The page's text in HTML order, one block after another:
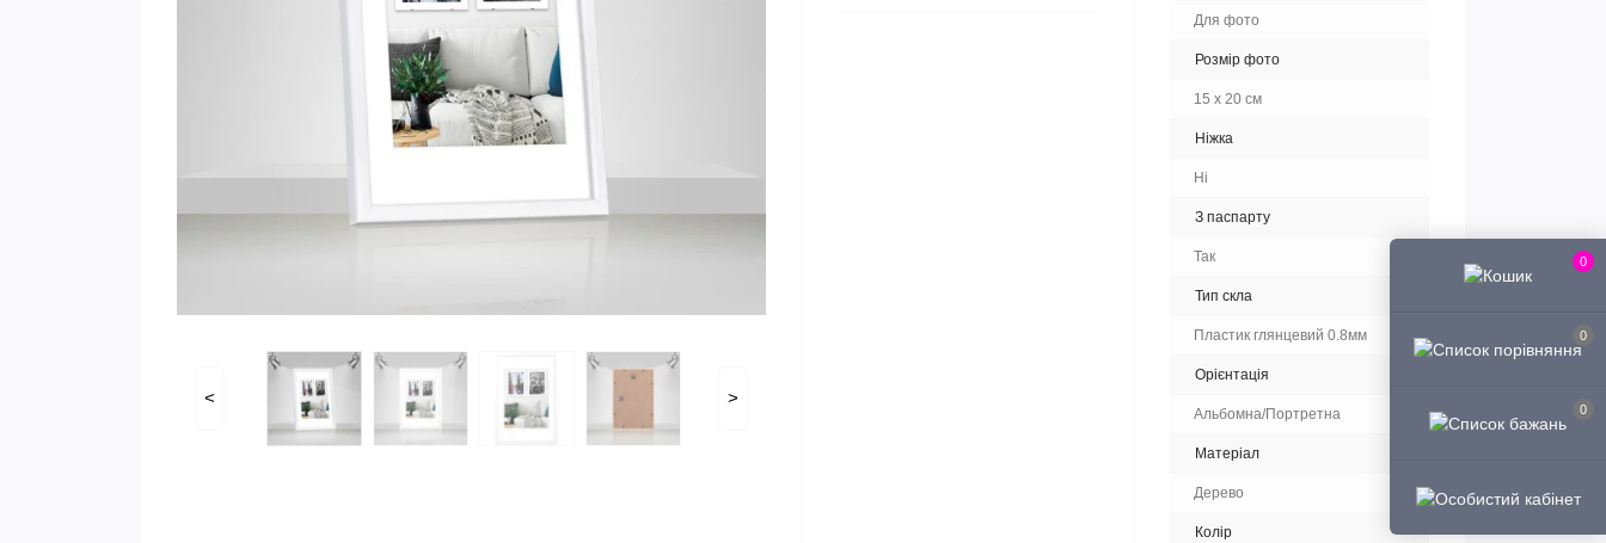
0
0
0
< >
Для фото
Розмір фото
15 х 20 см
Ніжка
Ні
З паспарту
Так
Тип скла
Пластик глянцевий 0.8мм
Орієнтація
Альбомна/Портретна
Матеріал
Дерево
Колір